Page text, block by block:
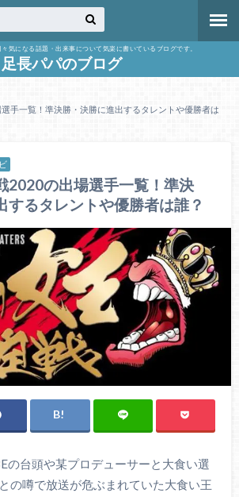
気になる話題・出来事について気楽に書いているブログです。
足長パパのブログ
手一覧！準決勝・決勝に進出するタレントや優勝者は
2020の出場選手一覧！準決
するタレントや優勝者は誰？
の台頭や某プロデューサーと大食い選
の噂で放送が危ぶまれていた大食い王